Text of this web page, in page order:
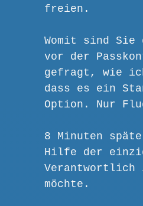
freien.
Womit sind Sie
vor der
gefragt, wie
dass es ein
Option. Nur
8 Minuten
Hilfe der
Verantwortlich
möchte.